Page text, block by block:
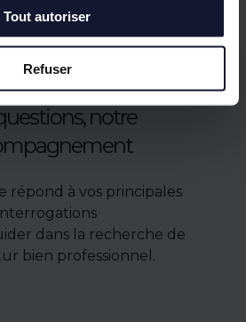
Tout autoriser
Refuser
notre
répond à vos principales
dans la recherche de
bien professionnel.